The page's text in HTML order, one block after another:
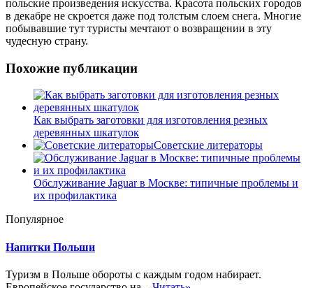
польские произведения искусства. Красота польских городов
в декабре не скроется даже под толстым слоем снега. Многие
побывавшие тут туристы мечтают о возвращении в эту
чудесную страну.
Похожие публикации
Как выбрать заготовки для изготовления резных
деревянных шкатулок
Советские литераторы
Обслуживание Jaguar в Москве: типичные проблемы и
их профилактика
Популярное
Напитки Польши
Туризм в Польше обороты с каждым годом набирает.